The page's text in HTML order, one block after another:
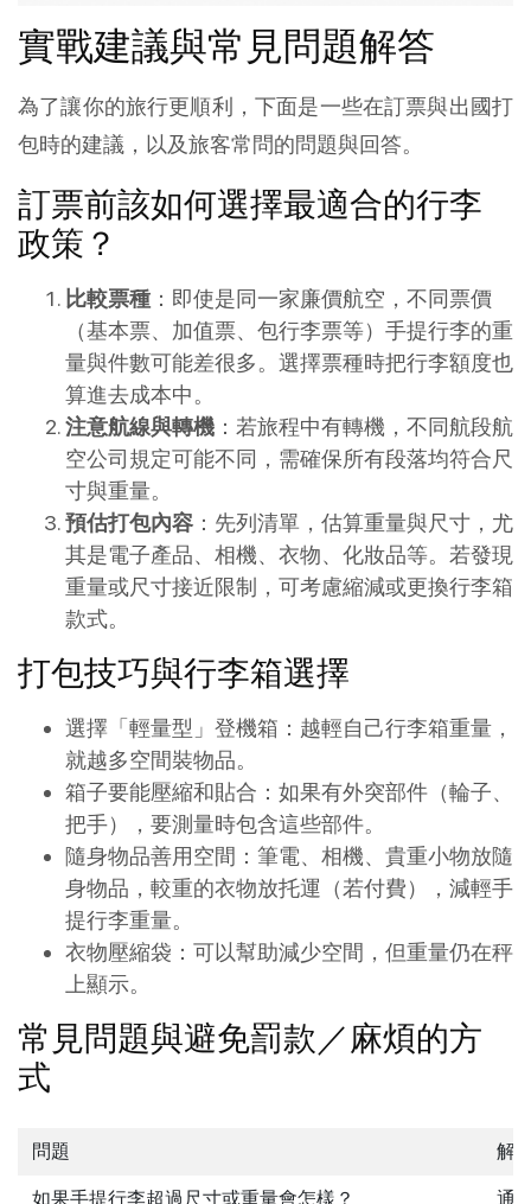
實戰建議與常見問題解答
為了讓你的旅行更順利，下面是一些在訂票與出國打
包時的建議，以及旅客常問的問題與回答。
訂票前該如何選擇最適合的行李
政策？
比較票種 ：即使是同一家廉價航空，不同票價
（基本票、加值票、包行李票等）手提行李的重
量與件數可能差很多。選擇票種時把行李額度也
算進去成本中。
注意航線與轉機 ：若旅程中有轉機，不同航段航
空公司規定可能不同，需確保所有段落均符合尺
寸與重量。
預估打包內容 ：先列清單，估算重量與尺寸，尤
其是電子產品、相機、衣物、化妝品等。若發現
重量或尺寸接近限制，可考慮縮減或更換行李箱
款式。
打包技巧與行李箱選擇
選擇「輕量型」登機箱：越輕自己行李箱重量，
就越多空間裝物品。
箱子要能壓縮和貼合：如果有外突部件（輪子、
把手），要測量時包含這些部件。
隨身物品善用空間：筆電、相機、貴重小物放隨
身物品，較重的衣物放托運（若付費），減輕手
提行李重量。
衣物壓縮袋：可以幫助減少空間，但重量仍在秤
上顯示。
常見問題與避免罰款／麻煩的方
式
問題 解
如果手提行李超過尺寸或重量會怎樣？ 通